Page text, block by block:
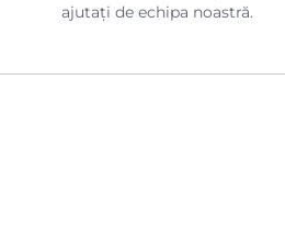
ajutați de echipa noastră.